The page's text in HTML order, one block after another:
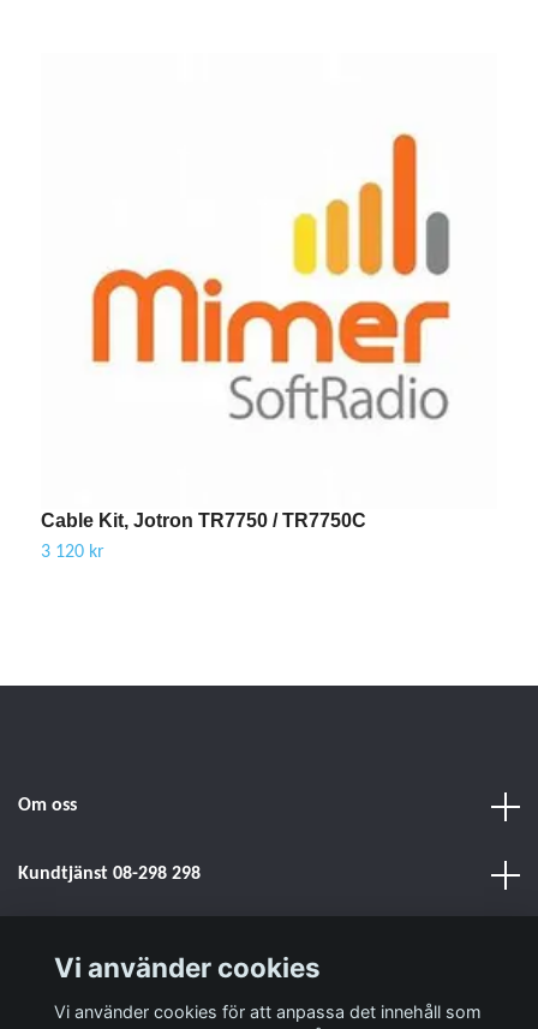
Cable Kit, Jotron TR7750 / TR7750C
3 120 kr
Om oss
Kundtjänst 08-298 298
Läs mer
Vi använder cookies
Vi använder cookies för att anpassa det innehåll som